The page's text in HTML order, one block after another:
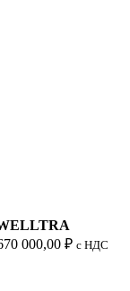
000,00 ₽ c НДС